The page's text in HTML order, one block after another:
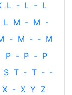
L - L - L
L M - M -
- M - ‐ M
P - P - P
S T - T ‐ -
X - X Y Z